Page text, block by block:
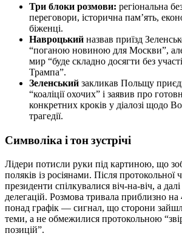
Три блоки розмови: регіональна
переговори, історична пам’ять,
біженці.
Навроцький назвав приїзд
“поганою новиною для Москви”,
мир “буде складно досягти без
Трампа”.
Зеленський закликав Польщу
“коаліції охочих” і заявив про
конкретних кроків у діалозі щодо
трагедії.
Символіка і тон зустрічі
Лідери потисли руки під картиною, що
поляків із росіянами. Після протокольної
президенти спілкувалися віч-на-віч, а
делегацій. Розмова тривала приблизно
понад графік — сигнал, що сторони
теми, а не обмежилися протокольною
позицій”.